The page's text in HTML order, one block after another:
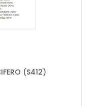
(S412)